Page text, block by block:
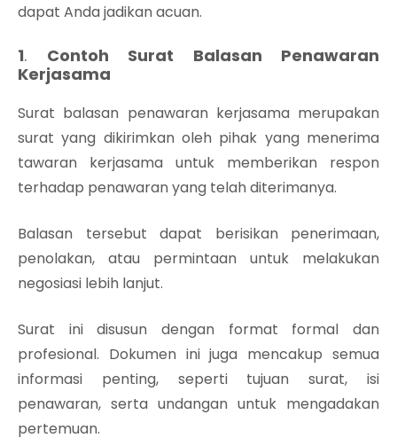
dapat Anda jadikan acuan.
1. Contoh Surat Balasan Penawaran
Kerjasama
Surat balasan penawaran kerjasama merupakan
surat yang dikirimkan oleh pihak yang menerima
tawaran kerjasama untuk memberikan respon
terhadap penawaran yang telah diterimanya.
Balasan tersebut dapat berisikan penerimaan,
penolakan, atau permintaan untuk melakukan
negosiasi lebih lanjut.
Surat ini disusun dengan format formal dan
profesional. Dokumen ini juga mencakup semua
informasi penting, seperti tujuan surat, isi
penawaran, serta undangan untuk mengadakan
pertemuan.